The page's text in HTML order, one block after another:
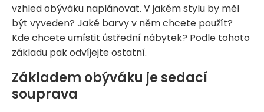
vzhled obýváku naplánovat. V jakém stylu by měl
být vyveden? Jaké barvy v něm chcete použít?
Kde chcete umístit ústřední nábytek? Podle tohoto
základu pak odvíjejte ostatní.
Základem obýváku je sedací
souprava